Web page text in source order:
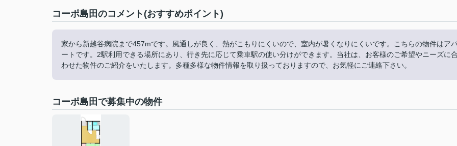
コーポ島田のコメント(おすすめポイント)
家から新越谷病院まで457mです。風通しが良く、熱がこもりにくいので、室内が暑くなりにくいです。こちらの物件はア
ートです。2駅利用できる場所にあり、行き先に応じて乗車駅の使い分けができます。当社は、お客様のご希望やニーズに
わせた物件のご紹介をいたします。多種多様な物件情報を取り扱っておりますので、お気軽にご連絡下さい。
コーポ島田で募集中の物件